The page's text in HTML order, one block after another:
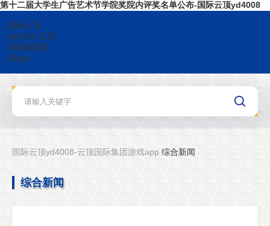
第十二届大学生广告艺术节学院奖院内评奖名单公布-国际云顶yd4008
国际云顶
yd4008-云顶
国际集团游
戏app
国际云顶yd4008-云顶国际集团游戏app 综合新闻
综合新闻